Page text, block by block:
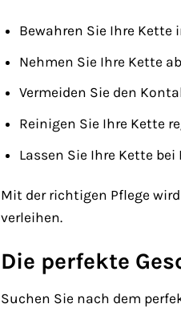
Bewahren Sie Ihre
Nehmen Sie Ihre Kette
Vermeiden Sie den
Reinigen Sie Ihre Kette
Lassen Sie Ihre Kette
Mit der richtigen Pflege
verleihen.
Die perfekte
Suchen Sie nach dem